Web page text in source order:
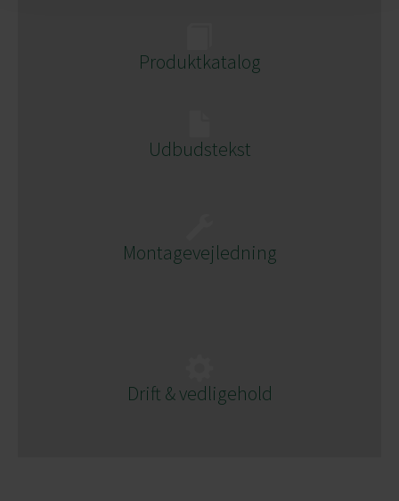
Produktkatalog
Udbudstekst
Montagevejledning
Drift & vedligehold